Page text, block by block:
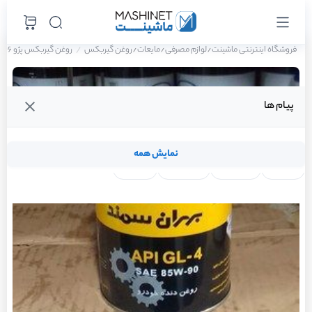
پیام ها
نمایش همه
فروشگاه اینترنتی ماشینت/لوازم مصرفی/مایعات/روغن گیربکس روغن گیربکس پژو 206 تیپ 2 سال 1390